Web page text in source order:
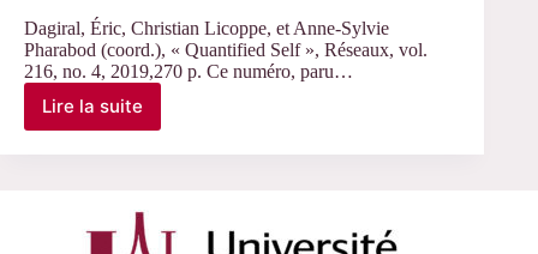
Dagiral, Éric, Christian Licoppe, et Anne-Sylvie
Pharabod (coord.), « Quantified Self », Réseaux, vol.
216, no. 4, 2019,270 p. Ce numéro, paru…
Lire la suite
« Quantified